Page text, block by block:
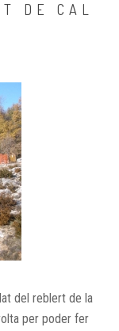
DE CAL
del reblert de la
per poder fer